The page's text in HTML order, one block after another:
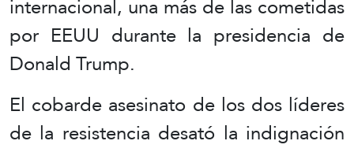
por EEUU durante la presidencia de
Donald Trump.
El cobarde asesinato de los dos líderes
de la resistencia desató la indignación